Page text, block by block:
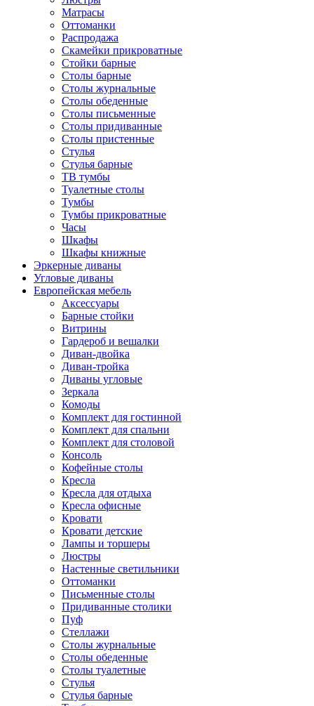
Матрасы
Оттоманки
Распродажа
Скамейки прикроватные
Стойки барные
Столы барные
Столы журнальные
Столы обеденные
Столы письменные
Столы придиванные
Столы пристенные
Стулья
Стулья барные
ТВ тумбы
Туалетные столы
Тумбы
Тумбы прикроватные
Часы
Шкафы
Шкафы книжные
Эркерные диваны
Угловые диваны
Европейская мебель
Аксессуары
Барные стойки
Витрины
Гардероб и вешалки
Диван-двойка
Диван-тройка
Диваны угловые
Зеркала
Комоды
Комплект для гостинной
Комплект для спальни
Комплект для столовой
Консоль
Кофейные столы
Кресла
Кресла для отдыха
Кресла офисные
Кровати
Кровати детские
Лампы и торшеры
Люстры
Настенные светильники
Оттоманки
Письменные столы
Придиванные столики
Пуф
Стеллажи
Столы журнальные
Столы обеденные
Столы туалетные
Стулья
Стулья барные